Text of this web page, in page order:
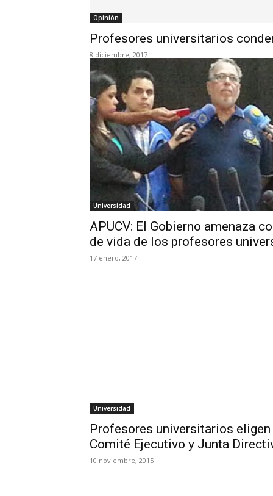
Opinión
Profesores universitarios
8 diciembre, 2017
Universidad
APUCV: El Gobierno amenaza
de vida de los profesores
17 enero, 2017
Universidad
Profesores universitarios
Comité Ejecutivo y Junta
10 noviembre, 2015